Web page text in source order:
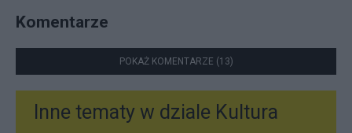
Komentarze
POKAŻ KOMENTARZE (13)
Inne tematy w dziale Kultura